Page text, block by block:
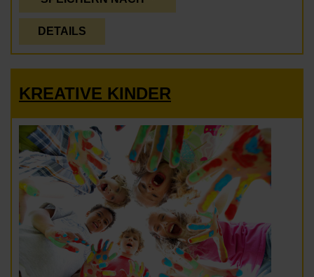
DETAILS
KREATIVE KINDER